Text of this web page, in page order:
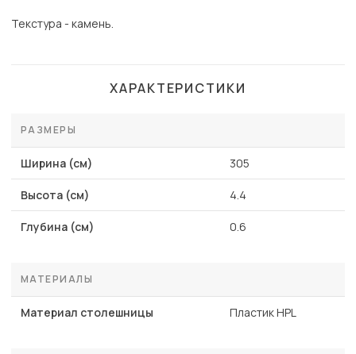
Текстура - камень.
ХАРАКТЕРИСТИКИ
РАЗМЕРЫ
Ширина (см) 305
Высота (см) 4.4
Глубина (см) 0.6
МАТЕРИАЛЫ
Материал столешницы Пластик HPL